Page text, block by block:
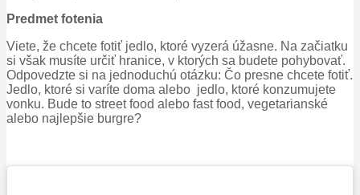
Predmet fotenia
Viete, že chcete fotiť jedlo, ktoré vyzerá úžasne. Na začiatku
si však musíte určiť hranice, v ktorých sa budete pohybovať.
Odpovedzte si na jednoduchú otázku: Čo presne chcete fotiť.
Jedlo, ktoré si varíte doma alebo jedlo, ktoré konzumujete
vonku. Bude to street food alebo fast food, vegetarianské
alebo najlepšie burgre?